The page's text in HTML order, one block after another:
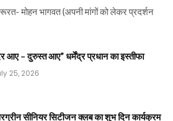
मोहन भागवत (अपनी मांगों को लेकर प्रदर्शन
आए – दुरुस्त आए” धर्मेंद्र प्रधान का इस्तीफा
25, 2026
सीनियर सिटीजन क्लब का शुभ दिन कार्यक्रम